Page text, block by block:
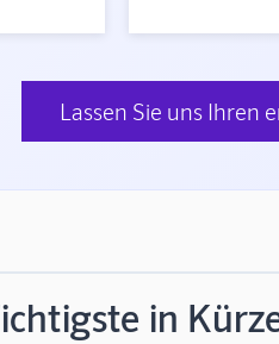
Lassen Sie uns Ihren
in